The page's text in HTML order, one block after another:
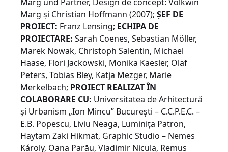
Marg și Christian Hoffmann (2007); ȘEF DE
PROIECT: Franz Lensing; ECHIPA DE
PROIECTARE: Sarah Coenes, Sebastian Möller,
Marek Nowak, Christoph Salentin, Michael
Haase, Flori Jackowski, Monika Kaesler, Olaf
Peters, Tobias Bley, Katja Mezger, Marie
Merkelbach; PROIECT REALIZAT ÎN
COLABORARE CU: Universitatea de Arhitectură
și Urbanism „Ion Mincu” București – C.C.P.E.C. –
E.B. Popescu, Liviu Neaga, Luminiţa Patron,
Haytam Zaki Hikmat, Graphic Studio – Nemes
Károly, Oana Parău, Vladimir Nicula, Remus